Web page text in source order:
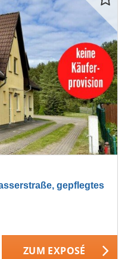
gepflegtes
ZUM EXPOSÉ